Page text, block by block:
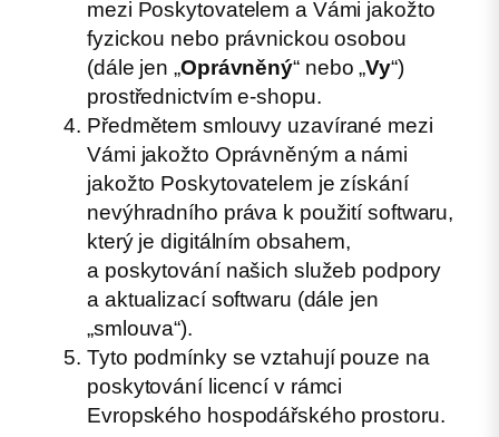
mezi Poskytovatelem a Vámi jakožto
fyzickou nebo právnickou osobou
(dále jen „Oprávněný“ nebo „Vy“)
prostřednictvím e-shopu.
Předmětem smlouvy uzavírané mezi
Vámi jakožto Oprávněným a námi
jakožto Poskytovatelem je získání
nevýhradního práva k použití softwaru,
který je digitálním obsahem,
a poskytování našich služeb podpory
a aktualizací softwaru (dále jen
„smlouva“).
Tyto podmínky se vztahují pouze na
poskytování licencí v rámci
Evropského hospodářského prostoru.